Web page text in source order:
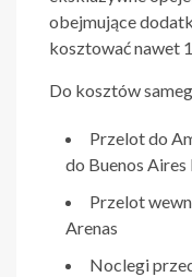
obejmujące
kosztować nawet
Do kosztów
Przelot do
do Buenos Aires
Przelot
Arenas
Noclegi